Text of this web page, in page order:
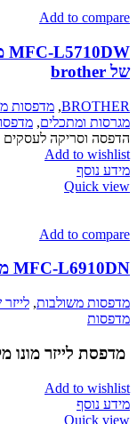
Add to compare
של brother
BROTHER
, מדפסות
מגרסות ומתכלים,
הדפסה וסריקה לעסקים
Add to wishlist
מידע נוסף
Quick view
Add to compare
MFC-L6910DN מדפסת לייזר מונו מקצועית משולבת
מדפסות משולבות,
מדפסות
מדפסת לייזר מונו
Add to wishlist
מידע נוסף
Quick view